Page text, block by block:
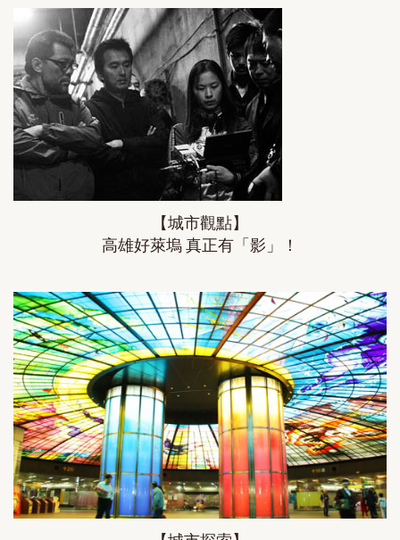
【城市觀點】
高雄好萊塢 真正有「影」！